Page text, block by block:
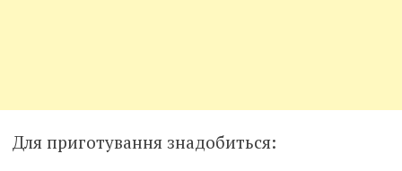
Для приготування знадобиться: